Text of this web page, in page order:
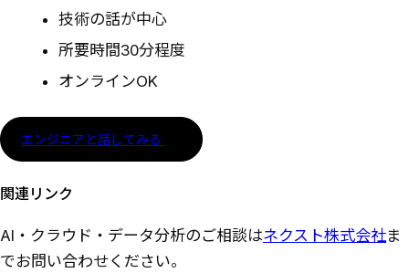
技術の話が中心
所要時間30分程度
オンラインOK
エンジニアと話してみる
関連リンク
AI・クラウド・データ分析のご相談はネクスト株式会社ま
でお問い合わせください。